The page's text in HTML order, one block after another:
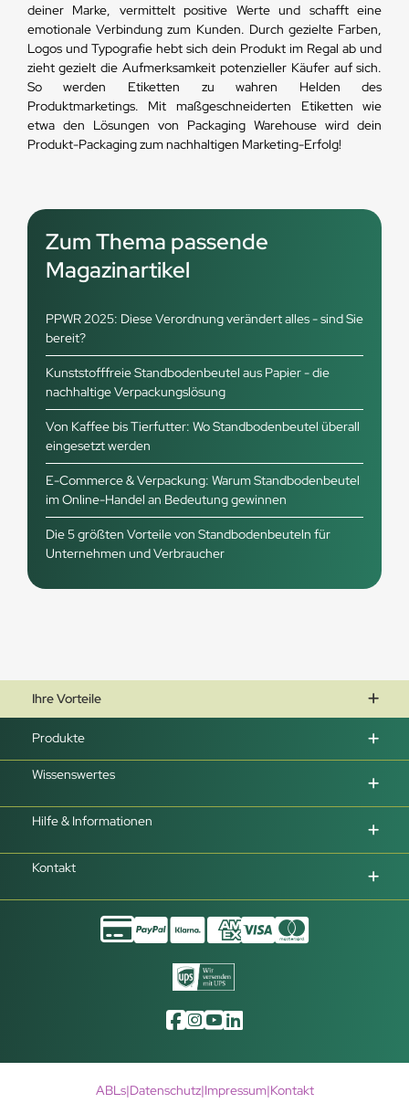
deiner Marke, vermittelt positive Werte und schafft eine
emotionale Verbindung zum Kunden. Durch gezielte Farben,
Logos und Typografie hebt sich dein Produkt im Regal ab und
zieht gezielt die Aufmerksamkeit potenzieller Käufer auf sich.
So werden Etiketten zu wahren Helden des
Produktmarketings. Mit maßgeschneiderten Etiketten wie
etwa den Lösungen von Packaging Warehouse wird dein
Produkt-Packaging zum nachhaltigen Marketing-Erfolg!
Zum Thema passende
Magazinartikel
PPWR 2025: Diese Verordnung verändert alles - sind Sie
bereit?
Kunststofffreie Standbodenbeutel aus Papier - die
nachhaltige Verpackungslösung
Von Kaffee bis Tierfutter: Wo Standbodenbeutel überall
eingesetzt werden
E-Commerce & Verpackung: Warum Standbodenbeutel
im Online-Handel an Bedeutung gewinnen
Die 5 größten Vorteile von Standbodenbeuteln für
Unternehmen und Verbraucher
Ihre Vorteile
Produkte
Wissenswertes
Hilfe & Informationen
Kontakt
ABLs|Datenschutz|Impressum|Kontakt